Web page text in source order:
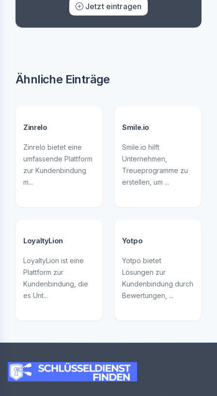
Jetzt eintragen
Ähnliche Einträge
Zinrelo
Zinrelo bietet eine
umfassende Plattform
zur Kundenbindung
m...
Smile.io
Smile.io hilft
Unternehmen,
Treueprogramme zu
erstellen, um ...
LoyaltyLion
LoyaltyLion ist eine
Plattform zur
Kundenbindung, die
es Unt...
Yotpo
Yotpo bietet
Lösungen zur
Kundenbindung durch
Bewertungen, ...